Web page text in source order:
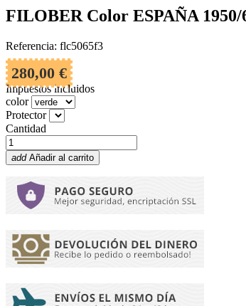
FILOBER Color ESPAÑA
Referencia: flc5065f3
280,00 €
Impuestos incluidos
color
Protector
Cantidad
add Añadir al carrito